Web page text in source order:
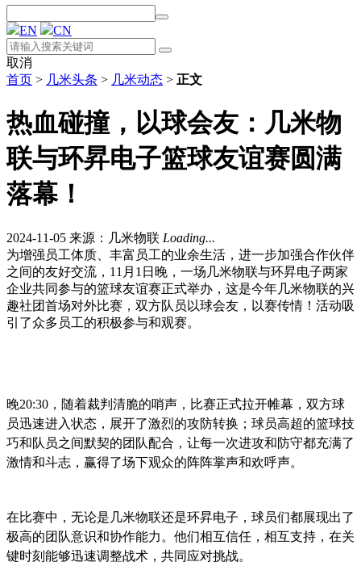
EN CN
取消
首页 > 几米头条 > 几米动态 > 正文
热血碰撞，以球会友：几米物
联与环昇电子篮球友谊赛圆满
落幕！
2024-11-05 来源：几米物联 Loading...
为增强员工体质、丰富员工的业余生活，进一步加强合作伙伴
之间的友好交流，11月1日晚，一场几米物联与环昇电子两家
企业共同参与的篮球友谊赛正式举办，这是今年几米物联的兴
趣社团首场对外比赛，双方队员以球会友，以赛传情！活动吸
引了众多员工的积极参与和观赛。
晚20:30，随着裁判清脆的哨声，比赛正式拉开帷幕，双方球
员迅速进入状态，展开了激烈的攻防转换；球员高超的篮球技
巧和队员之间默契的团队配合，让每一次进攻和防守都充满了
激情和斗志，赢得了场下观众的阵阵掌声和欢呼声。
在比赛中，无论是几米物联还是环昇电子，球员们都展现出了
极高的团队意识和协作能力。他们相互信任，相互支持，在关
键时刻能够迅速调整战术，共同应对挑战。